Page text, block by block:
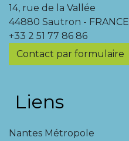
14, rue de la Vallée
44880 Sautron - FRANCE
+33 2 51 77 86 86
Contact par formulaire
Liens
Nantes Métropole